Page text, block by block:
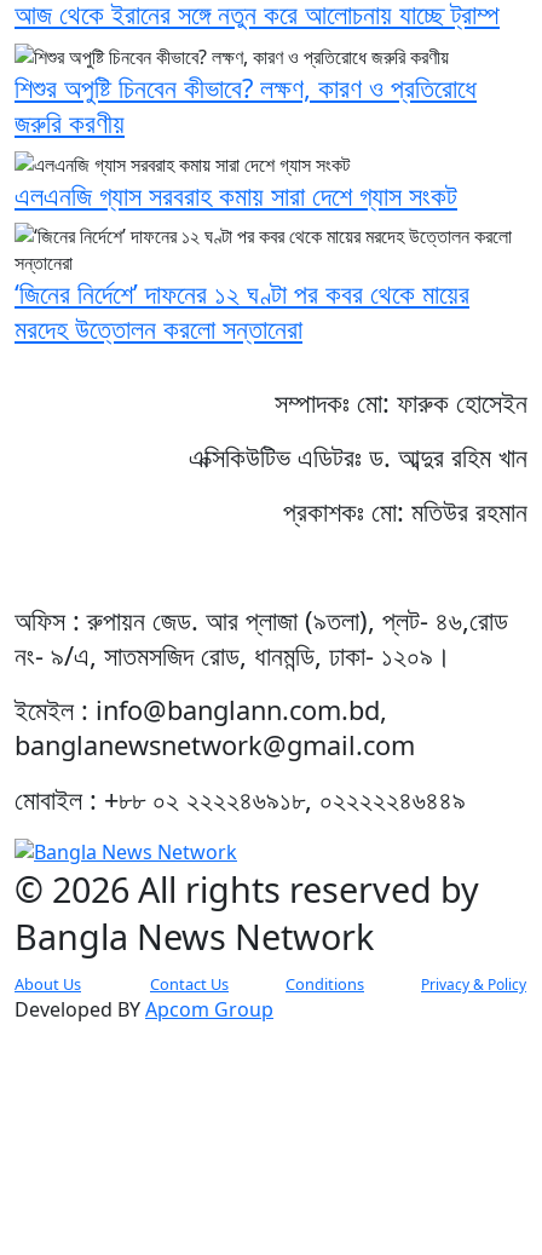
আজ থেকে ইরানের সঙ্গে নতুন করে আলোচনায় যাচ্ছে ট্রাম্প
শিশুর অপুষ্টি চিনবেন কীভাবে? লক্ষণ, কারণ ও প্রতিরোধে
জরুরি করণীয়
এলএনজি গ্যাস সরবরাহ কমায় সারা দেশে গ্যাস সংকট
‘জিনের নির্দেশে’ দাফনের ১২ ঘণ্টা পর কবর থেকে মায়ের
মরদেহ উত্তোলন করলো সন্তানেরা
সম্পাদকঃ মো: ফারুক হোসেইন
এক্সিকিউটিভ এডিটরঃ ড. আব্দুর রহিম খান
প্রকাশকঃ মো: মতিউর রহমান
অফিস : রুপায়ন জেড. আর প্লাজা (৯তলা), প্লট- ৪৬,রোড
নং- ৯/এ, সাতমসজিদ রোড, ধানমন্ডি, ঢাকা- ১২০৯।
ইমেইল : info@banglann.com.bd,
banglanewsnetwork@gmail.com
মোবাইল : +৮৮ ০২ ২২২২৪৬৯১৮, ০২২২২২৪৬৪৪৯
© 2026 All rights reserved by
Bangla News Network
About Us Contact Us Conditions Privacy & Policy
Developed BYApcom Group